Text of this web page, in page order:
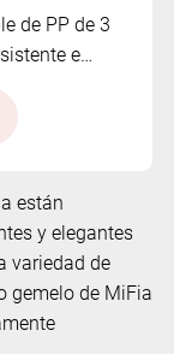
de PP de 3
e
están
y elegantes
variedad de
gemelo de MiFia